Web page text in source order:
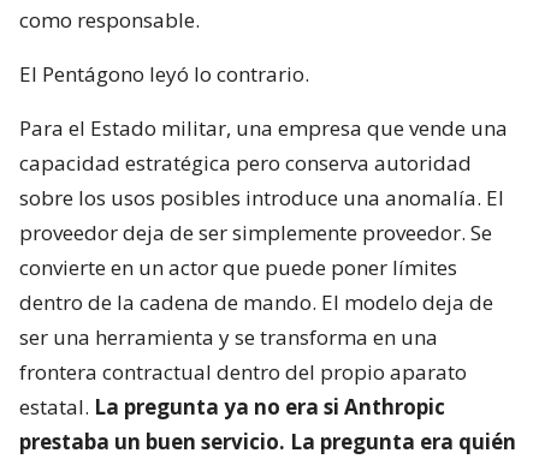
como responsable.
El Pentágono leyó lo contrario.
Para el Estado militar, una empresa que vende una
capacidad estratégica pero conserva autoridad
sobre los usos posibles introduce una anomalía. El
proveedor deja de ser simplemente proveedor. Se
convierte en un actor que puede poner límites
dentro de la cadena de mando. El modelo deja de
ser una herramienta y se transforma en una
frontera contractual dentro del propio aparato
estatal. La pregunta ya no era si Anthropic
prestaba un buen servicio. La pregunta era quién